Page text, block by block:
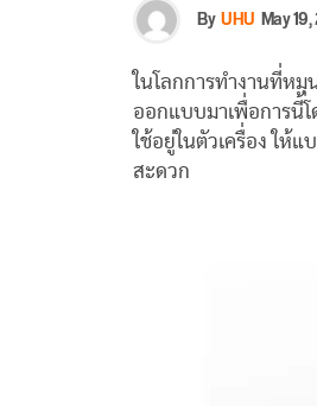
ByUHUMay
ในโลกการทำงานที่ห
ออกแบบมาเพื่อการนี้
ใช้อยู่ในตัวเครื่อง ให้
สะดวก